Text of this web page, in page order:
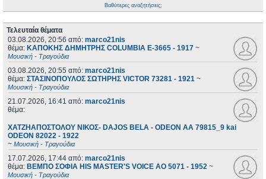
Βαθύτερες αναζητήσεις;
Τελευταία θέματα
03.08.2026, 20:56 από: marco21nis
θέμα: ΚΑΠΟΚΗΣ ΔΗΜΗΤΡΗΣ COLUMBIA E-3665 - 1917 ~
Μουσική - Τραγούδια
03.08.2026, 20:55 από: marco21nis
θέμα: ΣΤΑΣΙΝΟΠΟΥΛΟΣ ΣΩΤΗΡΗΣ VICTOR 73281 - 1921 ~
Μουσική - Τραγούδια
21.07.2026, 16:41 από: marco21nis
θέμα:
ΧΑΤΖΗΑΠΟΣΤΟΛΟΥ ΝΙΚΟΣ- DAJOS BELA - ODEON AA 79815_9 kai
ODEON 82022 - 1922
~ Μουσική - Τραγούδια
17.07.2026, 17:44 από: marco21nis
θέμα: ΒΕΜΠΟ ΣΟΦΙΑ HIS MASTER'S VOICE AO 5071 - 1952 ~
Μουσική - Τραγούδια